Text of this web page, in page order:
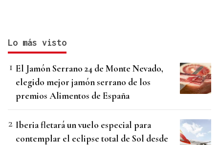
Lo más visto
El Jamón Serrano 24 de Monte Nevado,
elegido mejor jamón serrano de los
premios Alimentos de España
Iberia fletará un vuelo especial para
contemplar el eclipse total de Sol desde